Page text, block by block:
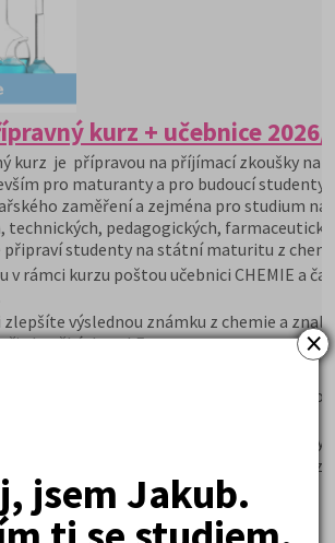
×
jsem Jakub.
kurz + učebnice 2026/
kurz je přípravou na příjímací zkoušky na
pro maturanty a pro budoucí studenty
zaměření a zejména pro studium na
technických, pedagogických,
připraví studenty na státní maturitu z
v rámci kurzu poštou učebnici CHEMIE a
výslednou známku z chemie a
zkouškách na LF.
seznámí studenty s přijímacím řízením a
svoje znalosti a doplní o další poznatky
jsou modelové testové úlohy z přijímaček z
v prezenční i online formě